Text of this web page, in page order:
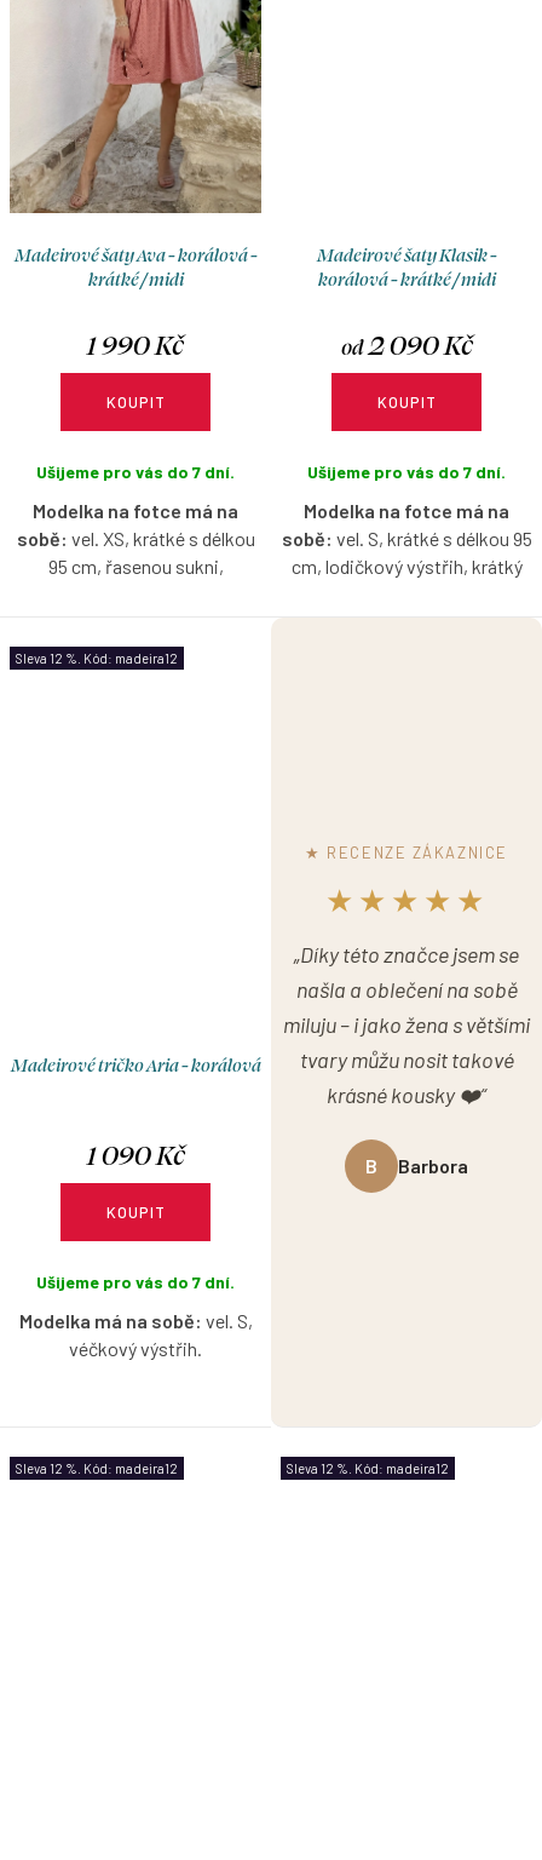
Decentní rozparek dodává šatům
lehkost, pohodlí při chůzi i špetku
nenucené ženskosti.
Jsou jako
stvořené pro letní dny – obujte k
nim žabky na pláž, sandálky na
posezení v kavárně nebo je
doplňte elegantními doplňky na
večerní procházku.
Madeirové šaty Ava - korálová -
krátké / midi
1 990 Kč
KOUPIT
Ušijeme pro vás do 7 dní.
Modelka na fotce má na
sobě: vel. XS, krátké s délkou
95 cm, řasenou sukni,
Pružné šaty z madeirového
Madeirové šaty Klasik -
korálová - krátké / midi
od2 090 Kč
KOUPIT
Ušijeme pro vás do 7 dní.
Modelka na fotce má na
sobě: vel. S, krátké s délkou 95
cm, lodičkový výstřih, krátký
přesně podle sebe.
Sleva 12 %. Kód: madeira12
Madeirové tričko Aria - korálová
1 090 Kč
KOUPIT
Ušijeme pro vás do 7 dní.
Modelka má na sobě: vel. S,
véčkový výstřih.
rukávkem v korálové barvě s
možností výběru velikosti a
★ RECENZE ZÁKAZNICE
★★★★★
„Díky této značce jsem se
našla a oblečení na sobě
miluju – i jako žena s většími
tvary můžu nosit takové
krásné kousky ❤️“
B Barbora
Sleva 12 %. Kód: madeira12 Sleva 12 %. Kód: madeira12